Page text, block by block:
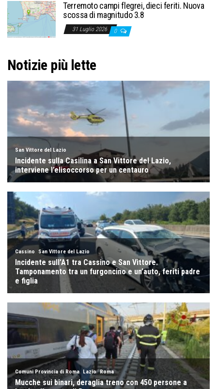
Terremoto campi flegrei, dieci feriti. Nuova
scossa di magnitudo 3.8
31 Luglio 2026 0
Notizie più lette